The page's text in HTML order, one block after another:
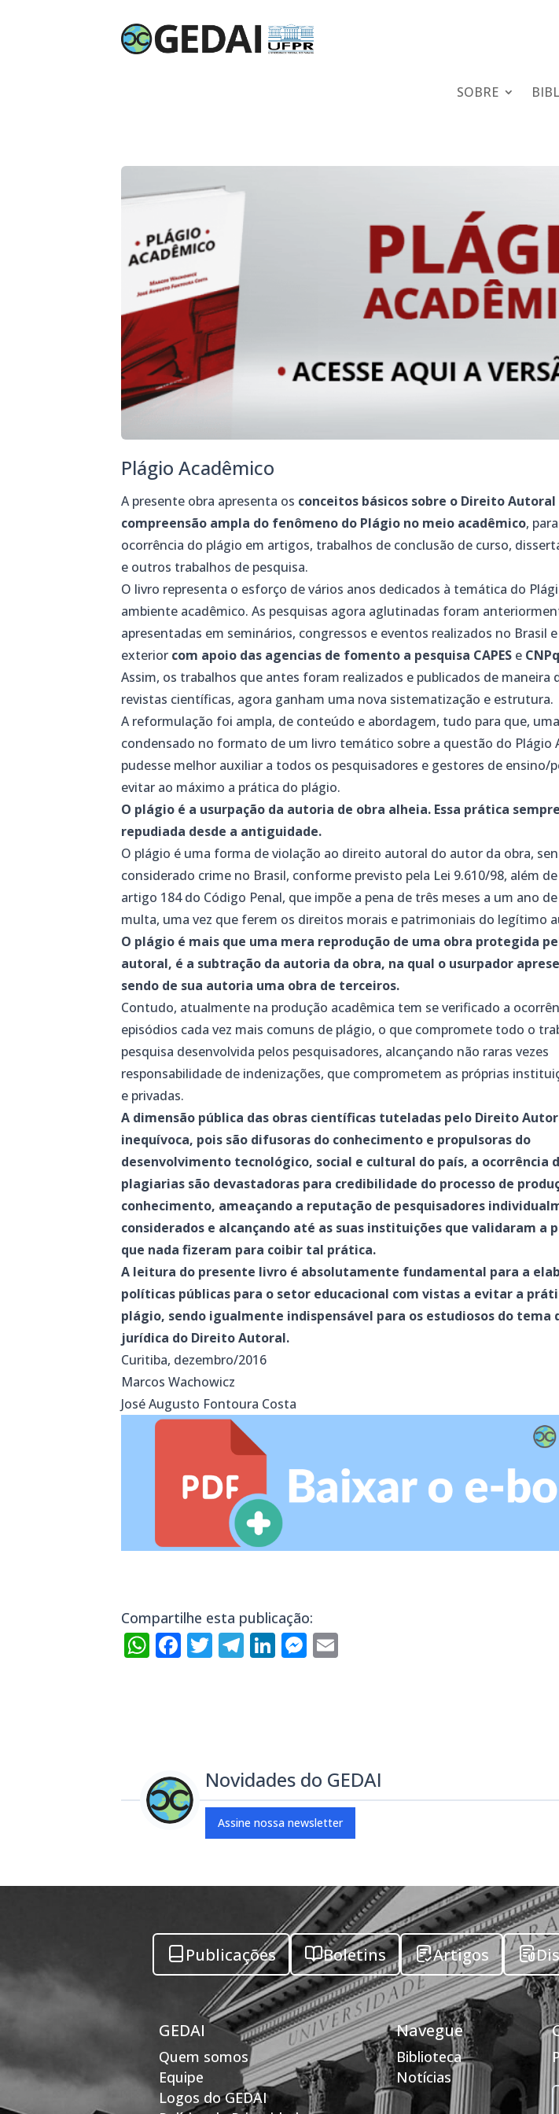
SOBRE
Plágio Acadêmico
A presente obra apresenta os conceitos básicos sobre o Direito Autoral
compreensão ampla do fenômeno do Plágio no meio acadêmico,
ocorrência do plágio em artigos, trabalhos de conclusão de curso,
e outros trabalhos de pesquisa.
O livro representa o esforço de vários anos dedicados à temática do
ambiente acadêmico. As pesquisas agora aglutinadas foram
apresentadas em seminários, congressos e eventos realizados no Brasil
exterior com apoio das agencias de fomento a pesquisa CAPES e CNPq
Assim, os trabalhos que antes foram realizados e publicados de maneira
revistas científicas, agora ganham uma nova sistematização e estrutura.
A reformulação foi ampla, de conteúdo e abordagem, tudo para que,
condensado no formato de um livro temático sobre a questão do Plágio
pudesse melhor auxiliar a todos os pesquisadores e gestores de ensino/
evitar ao máximo a prática do plágio.
O plágio é a usurpação da autoria de obra alheia. Essa prática
repudiada desde a antiguidade.
O plágio é uma forma de violação ao direito autoral do autor da obra,
considerado crime no Brasil, conforme previsto pela Lei 9.610/98, além
artigo 184 do Código Penal, que impõe a pena de três meses a um ano
multa, uma vez que ferem os direitos morais e patrimoniais do legítimo
O plágio é mais que uma mera reprodução de uma obra protegida
autoral, é a subtração da autoria da obra, na qual o usurpador
sendo de sua autoria uma obra de terceiros.
Contudo, atualmente na produção acadêmica tem se verificado a
episódios cada vez mais comuns de plágio, o que compromete todo o
pesquisa desenvolvida pelos pesquisadores, alcançando não raras vezes
responsabilidade de indenizações, que comprometem as próprias
e privadas.
A dimensão pública das obras científicas tuteladas pelo Direito
inequívoca, pois são difusoras do conhecimento e propulsoras do
desenvolvimento tecnológico, social e cultural do país, a ocorrência
plagiarias são devastadoras para credibilidade do processo de
conhecimento, ameaçando a reputação de pesquisadores
considerados e alcançando até as suas instituições que validaram a
que nada fizeram para coibir tal prática.
A leitura do presente livro é absolutamente fundamental para a
políticas públicas para o setor educacional com vistas a evitar a
plágio, sendo igualmente indispensável para os estudiosos do tema
jurídica do Direito Autoral.
Curitiba, dezembro/2016
Marcos Wachowicz
José Augusto Fontoura Costa
Compartilhe esta publicação:
WhatsApp
Facebook
Twitter
Telegram
LinkedIn
Messenger
Novidades do GEDAI
Assine nossa newsletter
Publicações Boletins Artigos
GEDAI
Quem somos
Equipe
Logos do GEDAI
Navegue
Biblioteca
Notícias